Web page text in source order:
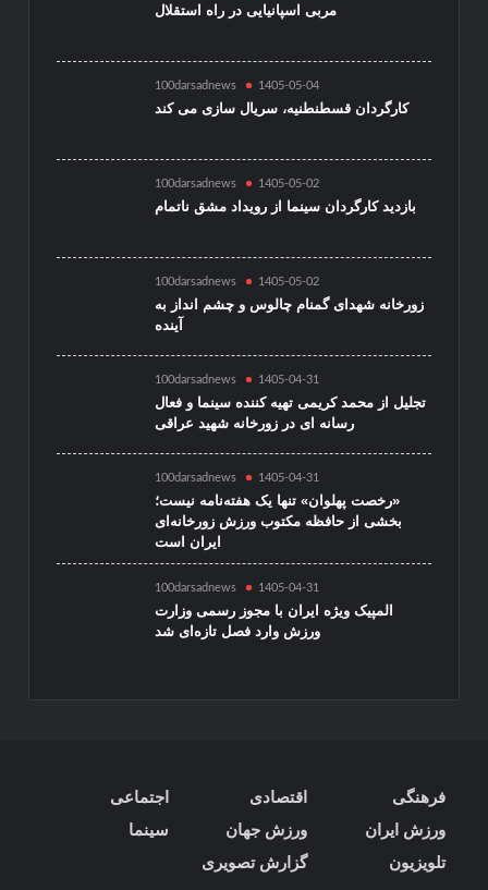
مربی اسپانیایی در راه استقلال
100darsadnews 1405-05-04
کارگردان قسطنطنیه، سریال سازی می کند
100darsadnews 1405-05-02
بازدید کارگردان سینما از رویداد مشق ناتمام
100darsadnews 1405-05-02
زورخانه شهدای گمنام چالوس و چشم انداز به
آینده
100darsadnews 1405-04-31
تجلیل از محمد کریمی تهیه کننده سینما و فعال
رسانه ای در زورخانه شهید عراقی
100darsadnews 1405-04-31
«رخصت پهلوان» تنها یک هفته‌نامه نیست؛
بخشی از حافظه مکتوب ورزش زورخانه‌ای
ایران است
100darsadnews 1405-04-31
المپیک ویژه ایران با مجوز رسمی وزارت
ورزش وارد فصل تازه‌ای شد
فرهنگی اقتصادی
اجتماعی
ورزش ایران
ورزش جهان
سینما
تلویزیون
گزارش تصویری